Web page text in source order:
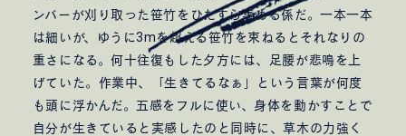
新井みせスタジオ
高滝コーポレートオフィス
Atelier for energy closet
石遊庵 待合
ライフアンドワークコミッションオフィス
Mさんのための家
小湊鐵道五井駅チケットセンター
Rさんのための家
Nさんのための家
Failover
Co-saten
LAUN-DRY
出口商店
日常こそドラマチック展 3
みんなでカレンダー展 2017
ンバーが刈り取った笹竹をひたすら集める係だ。一本一本
は細いが、ゆうに3mを超える笹竹を束ねるとそれなりの
重さになる。何十往復もした夕方には、足腰が悲鳴を上
げていた。作業中、「生きてるなぁ」という言葉が何度
も頭に浮かんだ。五感をフルに使い、身体を動かすことで
自分が生きていると実感したのと同時に、草木の力強く